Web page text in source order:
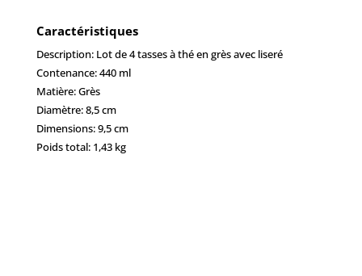
Caractéristiques
Description: Lot de 4 tasses à thé en grès avec liseré
Contenance: 440 ml
Matière: Grès
Diamètre: 8,5 cm
Dimensions: 9,5 cm
Poids total: 1,43 kg